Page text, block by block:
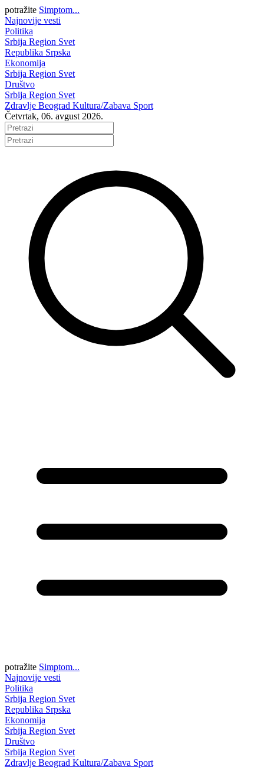
potražite Simptom...
Najnovije vesti
Politika
Srbija Region Svet
Republika Srpska
Ekonomija
Srbija Region Svet
Društvo
Srbija Region Svet
Zdravlje Beograd Kultura/Zabava Sport
Četvrtak, 06. avgust 2026.
potražite Simptom...
Najnovije vesti
Politika
Srbija Region Svet
Republika Srpska
Ekonomija
Srbija Region Svet
Društvo
Srbija Region Svet
Zdravlje Beograd Kultura/Zabava Sport